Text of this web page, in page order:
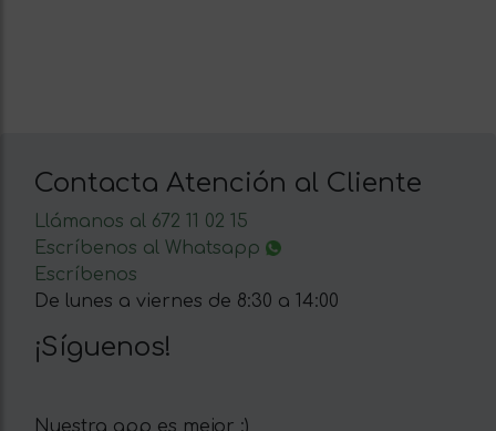
Contacta Atención al Cliente
Llámanos al 672 11 02 15
Escríbenos al Whatsapp
Escríbenos
De lunes a viernes de 8:30 a 14:00
¡Síguenos!
Nuestra app es mejor :)